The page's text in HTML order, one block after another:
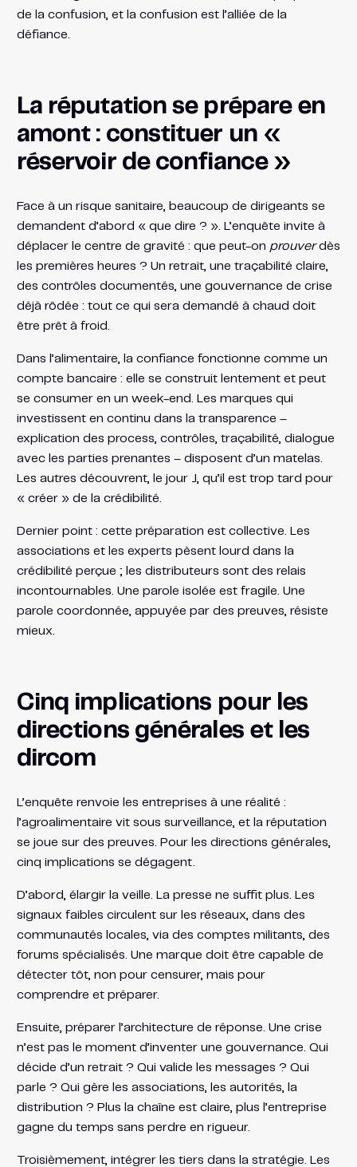
de la confusion, et la confusion est l’alliée de la
défiance.
La réputation se prépare en
amont : constituer un «
réservoir de confiance »
Face à un risque sanitaire, beaucoup de dirigeants se
demandent d’abord « que dire ? ». L’enquête invite à
déplacer le centre de gravité : que peut-on prouverdès
les premières heures ? Un retrait, une traçabilité claire,
des contrôles documentés, une gouvernance de crise
déjà rôdée : tout ce qui sera demandé à chaud doit
être prêt à froid.
Dans l’alimentaire, la confiance fonctionne comme un
compte bancaire : elle se construit lentement et peut
se consumer en un week-end. Les marques qui
investissent en continu dans la transparence –
explication des process, contrôles, traçabilité, dialogue
avec les parties prenantes – disposent d’un matelas.
Les autres découvrent, le jour J, qu’il est trop tard pour
« créer » de la crédibilité.
Dernier point : cette préparation est collective. Les
associations et les experts pèsent lourd dans la
crédibilité perçue ; les distributeurs sont des relais
incontournables. Une parole isolée est fragile. Une
parole coordonnée, appuyée par des preuves, résiste
mieux.
Cinq implications pour les
directions générales et les
dircom
L’enquête renvoie les entreprises à une réalité :
l’agroalimentaire vit sous surveillance, et la réputation
se joue sur des preuves. Pour les directions générales,
cinq implications se dégagent.
D’abord, élargir la veille. La presse ne suffit plus. Les
signaux faibles circulent sur les réseaux, dans des
communautés locales, via des comptes militants, des
forums spécialisés. Une marque doit être capable de
détecter tôt, non pour censurer, mais pour
comprendre et préparer.
Ensuite, préparer l’architecture de réponse. Une crise
n’est pas le moment d’inventer une gouvernance. Qui
décide d’un retrait ? Qui valide les messages ? Qui
parle ? Qui gère les associations, les autorités, la
distribution ? Plus la chaîne est claire, plus l’entreprise
gagne du temps sans perdre en rigueur.
Troisièmement, intégrer les tiers dans la stratégie. Les